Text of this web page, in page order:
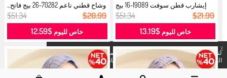
Xلتسهيل عملية الشراء لكم نستخدم الكوكيز المشروع به . لرؤية
التفاصيليمكنكم زيارة موقعنا قسم سرية البيانات وسياسة الكوكيز.
إيشارب قطن سوفت 19089-16 بيج
بنفسجي...
$51.34 $21.99
خاص لليوم$13.19
وشاح قطني ناعم 70282-26 بيج فاتح...
$51.34 $20.99
خاص لليوم $12.59